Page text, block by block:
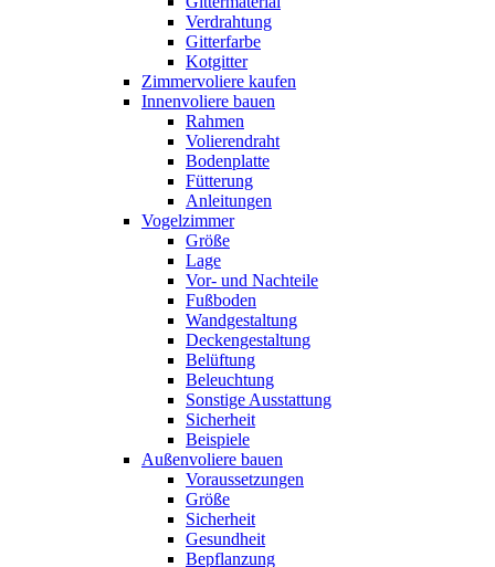
Verdrahtung
Gitterfarbe
Kotgitter
Zimmervoliere kaufen
Innenvoliere bauen
Rahmen
Volierendraht
Bodenplatte
Fütterung
Anleitungen
Vogelzimmer
Größe
Lage
Vor- und Nachteile
Fußboden
Wandgestaltung
Deckengestaltung
Belüftung
Beleuchtung
Sonstige Ausstattung
Sicherheit
Beispiele
Außenvoliere bauen
Voraussetzungen
Größe
Sicherheit
Gesundheit
Bepflanzung